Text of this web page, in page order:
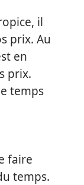
il
prix. Au
en
prix.
temps
faire
temps.